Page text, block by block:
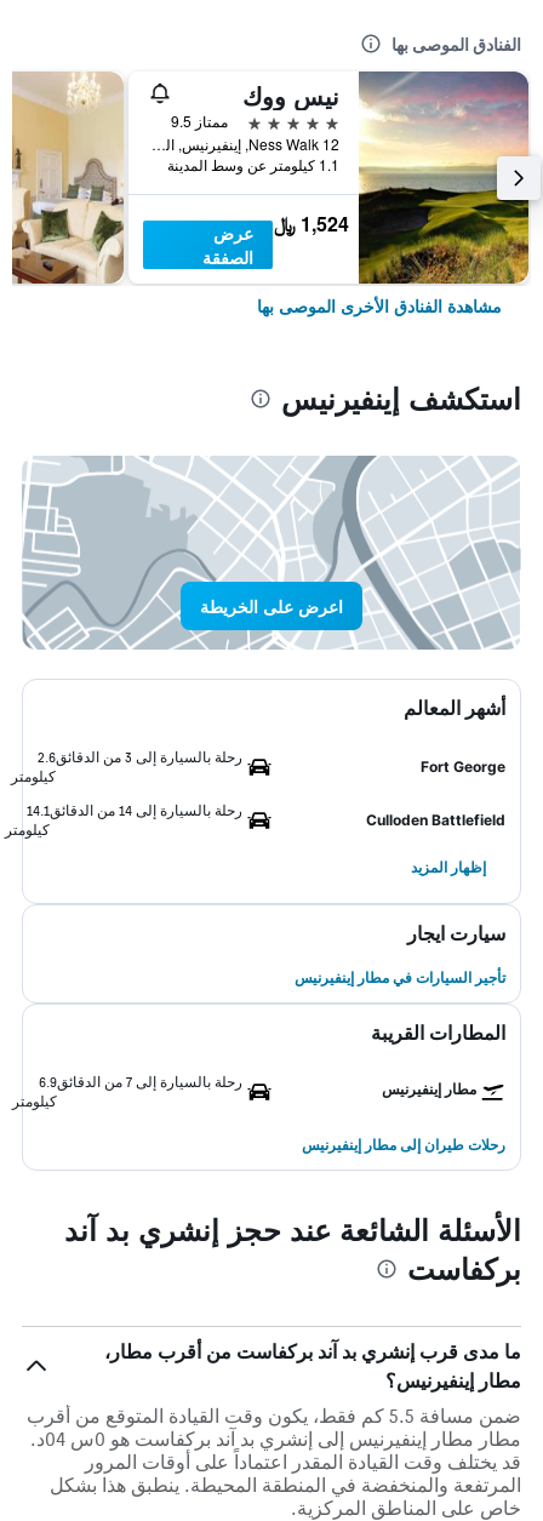
الفنادق الموصى بها
نيس ووك
5 نجوم
ممتاز 9.5
12 Ness Walk, إينفيرنيس, المملكة المتحدة
1.1 كيلومتر عن وسط المدينة
1,524 ﷼
عرض
الصفقة
مشاهدة الفنادق الأخرى الموصى بها
استكشف إينفيرنيس
اعرض على الخريطة
أشهر المعالم
Fort George
رحلة بالسيارة إلى 3 من الدقائق
2.6
كيلومتر
Culloden Battlefield
رحلة بالسيارة إلى 14 من الدقائق
14.1
كيلومتر
إظهار المزيد
سيارت ايجار
تأجير السيارات في مطار إينفيرنيس
المطارات القريبة
مطار إينفيرنيس رحلة بالسيارة إلى 7 من الدقائق
6.9
كيلومتر
رحلات طيران إلى مطار إينفيرنيس
الأسئلة الشائعة عند حجز إنشري بد آند
بركفاست
ما مدى قرب إنشري بد آند بركفاست من أقرب مطار،
مطار إينفيرنيس؟
ضمن مسافة 5.5 كم فقط، يكون وقت القيادة المتوقع من أقرب
مطار مطار إينفيرنيس إلى إنشري بد آند بركفاست هو 0س 04د.
قد يختلف وقت القيادة المقدر اعتماداً على أوقات المرور
المرتفعة والمنخفضة في المنطقة المحيطة. ينطبق هذا بشكل
خاص على المناطق المركزية.